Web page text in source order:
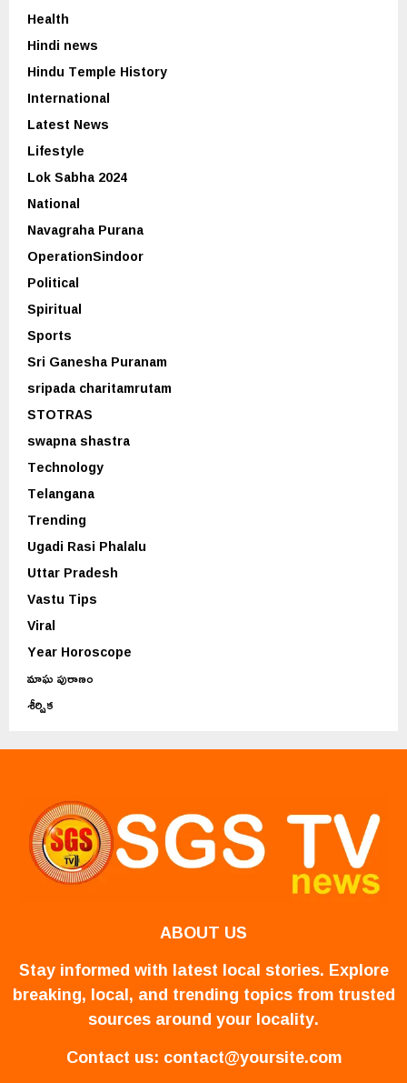
Health
Hindi news
Hindu Temple History
International
Latest News
Lifestyle
Lok Sabha 2024
National
Navagraha Purana
OperationSindoor
Political
Spiritual
Sports
Sri Ganesha Puranam
sripada charitamrutam
STOTRAS
swapna shastra
Technology
Telangana
Trending
Ugadi Rasi Phalalu
Uttar Pradesh
Vastu Tips
Viral
Year Horoscope
మాఘ పురాణం
శీర్షిక
ABOUT US
Stay informed with latest local stories. Explore
breaking, local, and trending topics from trusted
sources around your locality.
Contact us: contact@yoursite.com